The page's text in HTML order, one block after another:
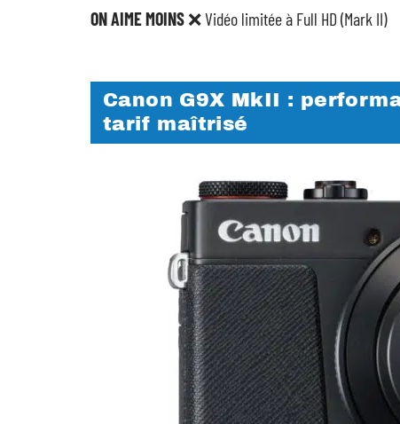
ON AIME MOINS ❌ Vidéo limitée à Full HD (Mark II)
Canon G9X MkII :
tarif maîtrisé